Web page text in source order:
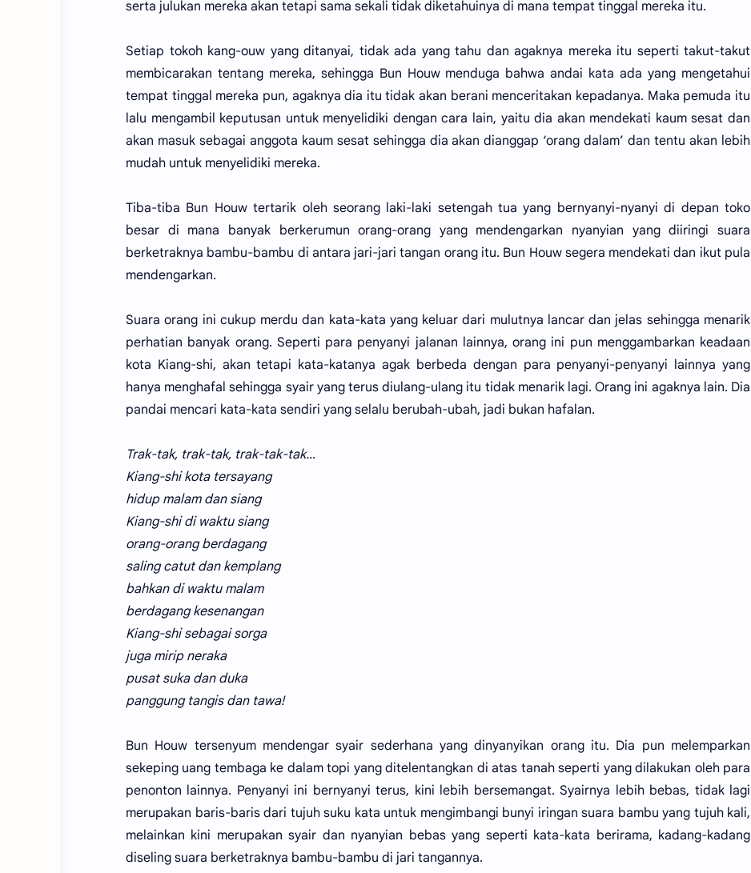
serta julukan mereka akan tetapi sama sekali tidak diketahuinya di mana tempat tinggal mereka itu.
Setiap tokoh kang-ouw yang ditanyai, tidak ada yang tahu dan agaknya mereka itu seperti takut-takut
membicarakan tentang mereka, sehingga Bun Houw menduga bahwa andai kata ada yang mengetahui
tempat tinggal mereka pun, agaknya dia itu tidak akan berani menceritakan kepadanya. Maka pemuda itu
lalu mengambil keputusan untuk menyelidiki dengan cara lain, yaitu dia akan mendekati kaum sesat dan
akan masuk sebagai anggota kaum sesat sehingga dia akan dianggap ‘orang dalam’ dan tentu akan lebih
mudah untuk menyelidiki mereka.
Tiba-tiba Bun Houw tertarik oleh seorang laki-laki setengah tua yang bernyanyi-nyanyi di depan toko
besar di mana banyak berkerumun orang-orang yang mendengarkan nyanyian yang diiringi suara
berketraknya bambu-bambu di antara jari-jari tangan orang itu. Bun Houw segera mendekati dan ikut pula
mendengarkan.
Suara orang ini cukup merdu dan kata-kata yang keluar dari mulutnya lancar dan jelas sehingga menarik
perhatian banyak orang. Seperti para penyanyi jalanan lainnya, orang ini pun menggambarkan keadaan
kota Kiang-shi, akan tetapi kata-katanya agak berbeda dengan para penyanyi-penyanyi lainnya yang
hanya menghafal sehingga syair yang terus diulang-ulang itu tidak menarik lagi. Orang ini agaknya lain. Dia
pandai mencari kata-kata sendiri yang selalu berubah-ubah, jadi bukan hafalan.
Trak-tak, trak-tak, trak-tak-tak…
Kiang-shi kota tersayang
hidup malam dan siang
Kiang-shi di waktu siang
orang-orang berdagang
saling catut dan kemplang
bahkan di waktu malam
berdagang kesenangan
Kiang-shi sebagai sorga
juga mirip neraka
pusat suka dan duka
panggung tangis dan tawa!
Bun Houw tersenyum mendengar syair sederhana yang dinyanyikan orang itu. Dia pun melemparkan
sekeping uang tembaga ke dalam topi yang ditelentangkan di atas tanah seperti yang dilakukan oleh para
penonton lainnya. Penyanyi ini bernyanyi terus, kini lebih bersemangat. Syairnya lebih bebas, tidak lagi
merupakan baris-baris dari tujuh suku kata untuk mengimbangi bunyi iringan suara bambu yang tujuh kali,
melainkan kini merupakan syair dan nyanyian bebas yang seperti kata-kata berirama, kadang-kadang
diseling suara berketraknya bambu-bambu di jari tangannya.